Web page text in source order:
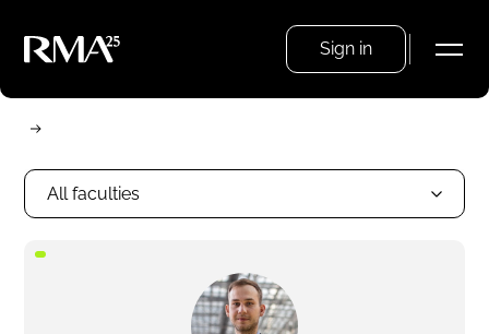
Sign in
All faculties